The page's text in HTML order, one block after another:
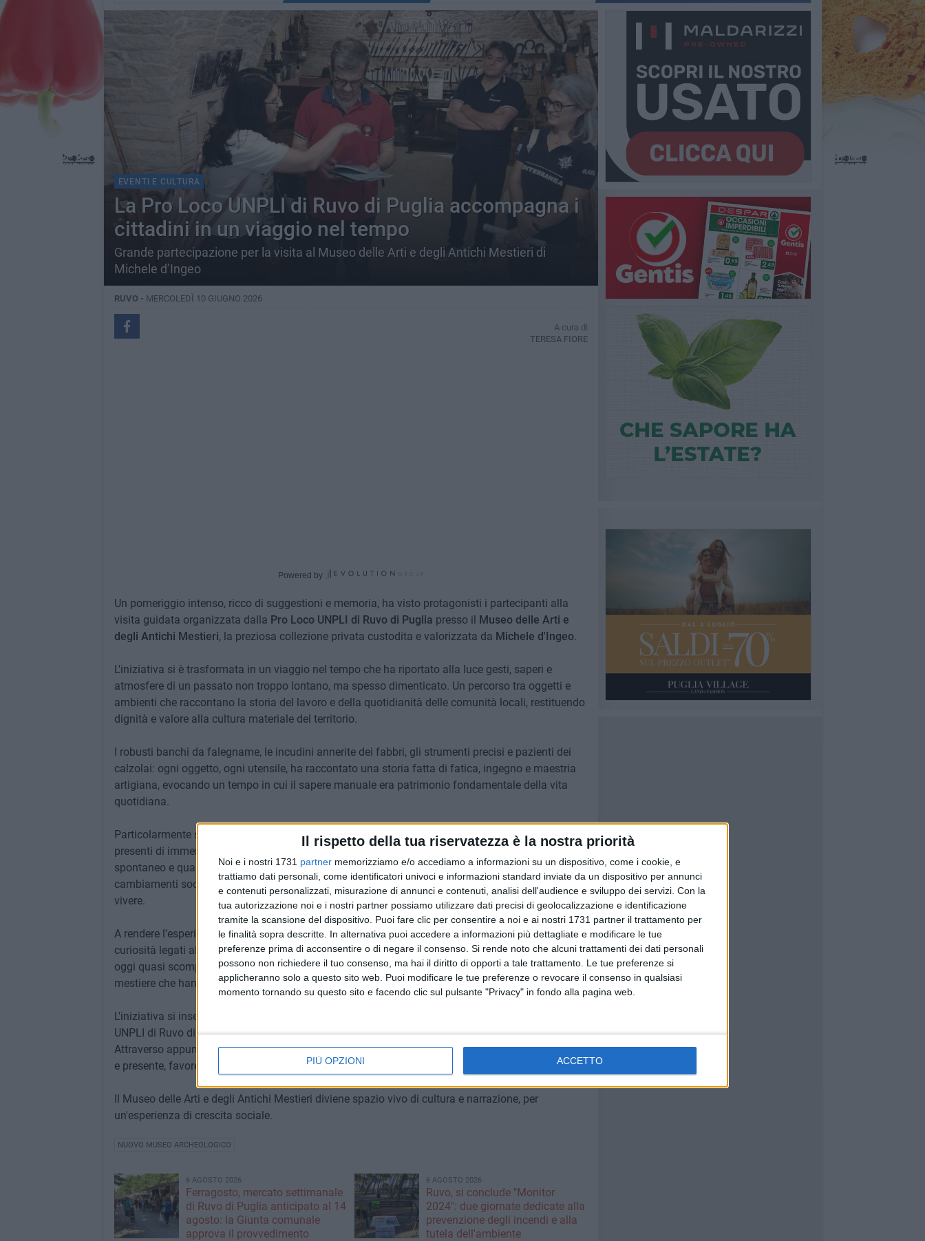
Il rispetto della tua riservatezza è la nostra priorità
Noi e i nostri 1731 partner memorizziamo e/o accediamo a informazioni su un dispositivo, come i cookie, e
trattiamo dati personali, come identificatori univoci e informazioni standard inviate da un dispositivo per annunci
e contenuti personalizzati, misurazione di annunci e contenuti, analisi dell'audience e sviluppo dei servizi. Con la
tua autorizzazione noi e i nostri partner possiamo utilizzare dati precisi di geolocalizzazione e identificazione
tramite la scansione del dispositivo. Puoi fare clic per consentire a noi e ai nostri 1731 partner il trattamento per
le finalità sopra descritte. In alternativa puoi accedere a informazioni più dettagliate e modificare le tue
preferenze prima di acconsentire o di negare il consenso. Si rende noto che alcuni trattamenti dei dati personali
possono non richiedere il tuo consenso, ma hai il diritto di opporti a tale trattamento. Le tue preferenze si
applicheranno solo a questo sito web. Puoi modificare le tue preferenze o revocare il consenso in qualsiasi
momento tornando su questo sito e facendo clic sul pulsante "Privacy" in fondo alla pagina web.
PIÙ OPZIONI ACCETTO
EVENTI E CULTURA
La Pro Loco UNPLI di Ruvo di Puglia accompagna i
cittadini in un viaggio nel tempo
Grande partecipazione per la visita al Museo delle Arti e degli Antichi Mestieri di
Michele d’Ingeo
RUVO - MERCOLEDÌ 10 GIUGNO 2026
A cura di
TERESA FIORE
Powered by
Un pomeriggio intenso, ricco di suggestioni e memoria, ha visto protagonisti i partecipanti alla
visita guidata organizzata dalla Pro Loco UNPLI di Ruvo di Puglia presso il Museo delle Arti e
degli Antichi Mestieri, la preziosa collezione privata custodita e valorizzata da Michele d'Ingeo.
L'iniziativa si è trasformata in un viaggio nel tempo che ha riportato alla luce gesti, saperi e
atmosfere di un passato non troppo lontano, ma spesso dimenticato. Un percorso tra oggetti e
ambienti che raccontano la storia del lavoro e della quotidianità delle comunità locali, restituendo
dignità e valore alla cultura materiale del territorio.
I robusti banchi da falegname, le incudini annerite dei fabbri, gli strumenti precisi e pazienti dei
calzolai: ogni oggetto, ogni utensile, ha raccontato una storia fatta di fatica, ingegno e maestria
artigiana, evocando un tempo in cui il sapere manuale era patrimonio fondamentale della vita
quotidiana.
Particolarmente suggestiva è stata la ricostruzione degli ambienti domestici, che ha permesso ai
presenti di immergersi nella semplicità essenziale delle abitazioni di un tempo. Un confronto
spontaneo e quasi inevitabile con la realtà contemporanea ha stimolato riflessioni profonde sui
cambiamenti sociali, culturali e tecnologici che hanno trasformato radicalmente il nostro modo di
vivere.
A rendere l'esperienza ancora più coinvolgente sono stati i racconti di Michele, gli aneddoti e le
curiosità legati alla tradizione orale del territorio. Tra antichi telai, lampade a carburo e strumenti
oggi quasi scomparsi, la visita si è arricchita di proverbi, memorie popolari e piccoli segreti del
mestiere che hanno suscitato interesse, emozione e partecipazione attiva da parte del gruppo.
L'iniziativa si inserisce nel percorso di valorizzazione culturale portato avanti dalla Pro Loco
UNPLI di Ruvo di Puglia, impegnata nella promozione del patrimonio storico e identitario locale.
Attraverso appuntamenti come questo, l'associazione ricorda il proprio ruolo di ponte tra passato
e presente, favorendo la riscoperta delle radici comuni.
Il Museo delle Arti e degli Antichi Mestieri diviene spazio vivo di cultura e narrazione, per
un'esperienza di crescita sociale.
NUOVO MUSEO ARCHEOLOGICO
6 AGOSTO 2026
Ferragosto, mercato settimanale
di Ruvo di Puglia anticipato al 14
agosto: la Giunta comunale
approva il provvedimento
6 AGOSTO 2026
Ruvo, si conclude "Monitor
2024": due giornate dedicate alla
prevenzione degli incendi e alla
tutela dell'ambiente